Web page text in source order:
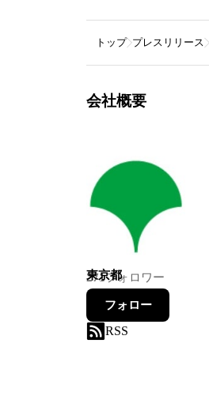
トップ プレスリリース
会社概要
東京都
271フォロワー
フォロー
RSS